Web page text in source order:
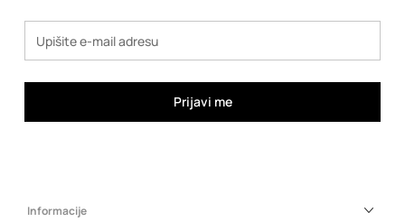
Prijavi me
Informacije